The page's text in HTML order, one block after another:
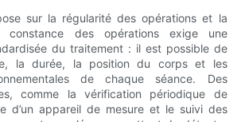
sur la régularité des opérations et la
constance des opérations exige une
du traitement : il est possible de
la durée, la position du corps et les
de chaque séance. Des
comme la vérification périodique de
d’un appareil de mesure et le suivi des